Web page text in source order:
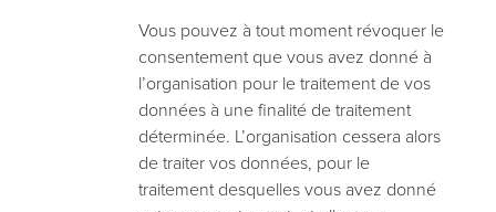
Vous pouvez à tout moment révoquer le
consentement que vous avez donné à
l’organisation pour le traitement de vos
données à une finalité de traitement
déterminée. L’organisation cessera alors
de traiter vos données, pour le
traitement desquelles vous avez donné